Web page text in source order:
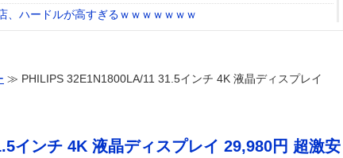
、ハードルが高すぎるｗｗｗｗｗｗｗ
自分の家に来られたら全力で拒否るｗｗｗｗｗｗｗｗｗｗ
どお勧めな日本の観光名所／お店に対する海外の反応
手に開いてしまう件
≫ PHILIPS 32E1N1800LA/11 31.5インチ 4K 液晶ディスプレイ
インチ 4K 液晶ディスプレイ 29,980円 超激安